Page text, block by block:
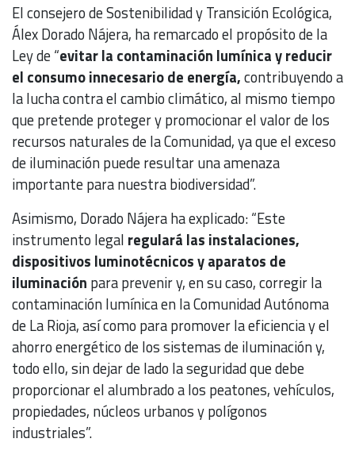
El consejero de Sostenibilidad y Transición Ecológica,
Álex Dorado Nájera, ha remarcado el propósito de la
Ley de “evitar la contaminación lumínica y reducir
el consumo innecesario de energía,contribuyendo a
la lucha contra el cambio climático, al mismo tiempo
que pretende proteger y promocionar el valor de los
recursos naturales de la Comunidad, ya que el exceso
de iluminación puede resultar una amenaza
importante para nuestra biodiversidad”.
Asimismo, Dorado Nájera ha explicado: “Este
instrumento legal regulará las instalaciones,
dispositivos luminotécnicos y aparatos de
iluminación para prevenir y, en su caso, corregir la
contaminación lumínica en la Comunidad Autónoma
de La Rioja, así como para promover la eficiencia y el
ahorro energético de los sistemas de iluminación y,
todo ello, sin dejar de lado la seguridad que debe
proporcionar el alumbrado a los peatones, vehículos,
propiedades, núcleos urbanos y polígonos
industriales”.